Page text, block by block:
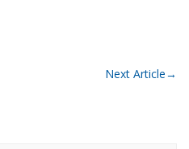
Next Article→